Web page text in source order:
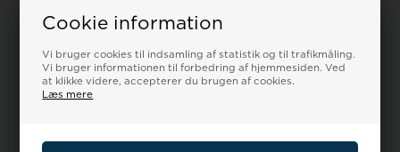
Cookie information
Vi bruger cookies til indsamling af statistik og til trafikmåling.
Vi bruger informationen til forbedring af hjemmesiden. Ved
at klikke videre, accepterer du brugen af cookies.
Læs mere
Dansk webshop
Houmann gruppen